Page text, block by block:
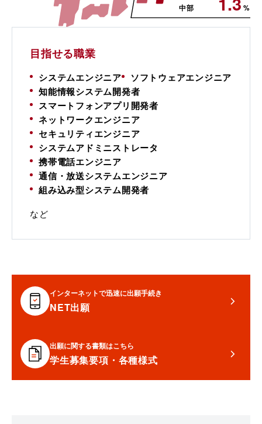
中部 %
目指せる職業
システムエンジニア
ソフトウェアエンジニア
知能情報システム開発者
スマートフォンアプリ開発者
ネットワークエンジニア
セキュリティエンジニア
システムアドミニストレータ
携帯電話エンジニア
通信・放送システムエンジニア
組み込み型システム開発者
など
インターネットで迅速に出願手続き
NET出願
出願に関する書類はこちら
学生募集要項・各種様式